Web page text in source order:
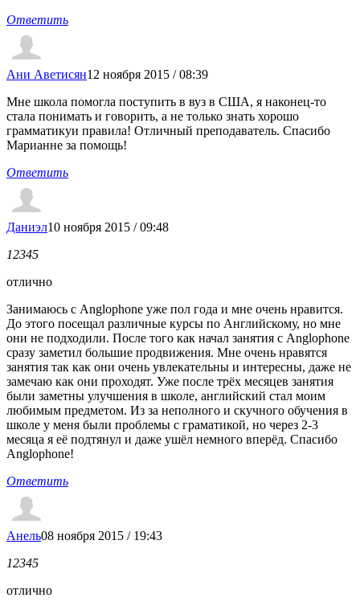
Ответить
Ани Аветисян12 ноября 2015 / 08:39
Мне школа помогла поступить в вуз в США, я наконец-то
стала понимать и говорить, а не только знать хорошо
грамматикуи правила! Отличный преподаватель. Спасибо
Марианне за помощь!
Ответить
Даниэл10 ноября 2015 / 09:48
12345
отлично
Занимаюсь с Anglophone уже пол года и мне очень нравится.
До этого посещал различные курсы по Английскому, но мне
они не подходили. После того как начал занятия с Anglophone
сразу заметил большие продвижения. Мне очень нравятся
занятия так как они очень увлекательны и интересны, даже не
замечаю как они проходят. Уже после трёх месяцев занятия
были заметны улучшения в школе, английский стал моим
любимым предметом. Из за неполного и скучного обучения в
школе у меня были проблемы с граматикой, но через 2-3
месяца я её подтянул и даже ушёл немного вперёд. Спасибо
Anglophone!
Ответить
Анель08 ноября 2015 / 19:43
12345
отлично